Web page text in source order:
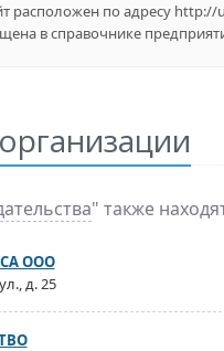
расположен по адресу
в справочнике
" также
ООО
д. 25